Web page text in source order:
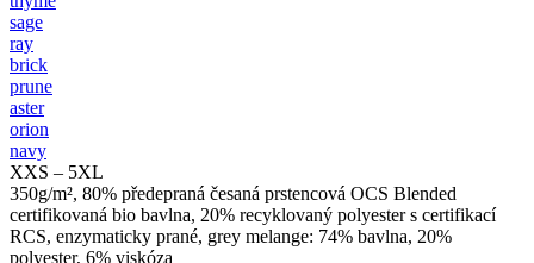
sage
ray
brick
prune
aster
orion
navy
XXS – 5XL
350g/m², 80% předepraná česaná prstencová OCS Blended
certifikovaná bio bavlna, 20% recyklovaný polyester s certifikací
RCS, enzymaticky prané, grey melange: 74% bavlna, 20%
polyester, 6% viskóza